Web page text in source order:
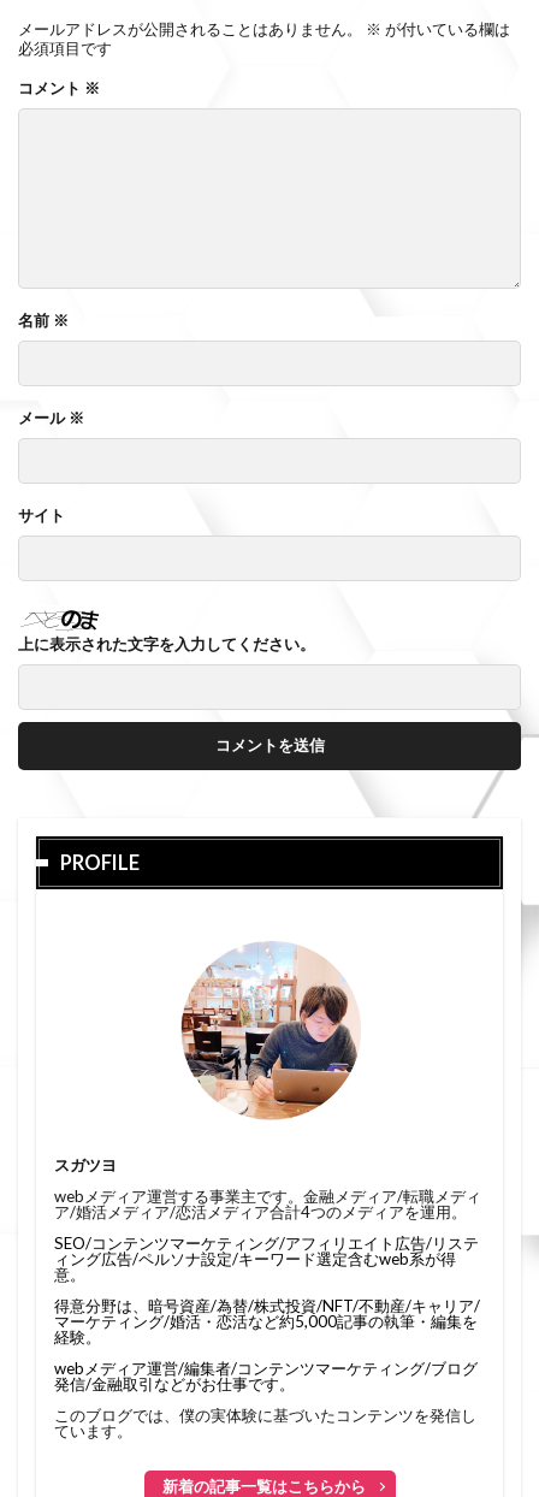
メールアドレスが公開されることはありません。 ※ が付いている欄は
必須項目です
コメント ※
名前 ※
メール ※
サイト
上に表示された文字を入力してください。
PROFILE
スガツヨ
webメディア運営する事業主です。金融メディア/転職メディ
ア/婚活メディア/恋活メディア合計4つのメディアを運用。
SEO/コンテンツマーケティング/アフィリエイト広告/リステ
ィング広告/ペルソナ設定/キーワード選定含むweb系が得
意。
得意分野は、暗号資産/為替/株式投資/NFT/不動産/キャリア/
マーケティング/婚活・恋活など約5,000記事の執筆・編集を
経験。
webメディア運営/編集者/コンテンツマーケティング/ブログ
発信/金融取引などがお仕事です。
このブログでは、僕の実体験に基づいたコンテンツを発信し
ています。
新着の記事一覧はこちらから